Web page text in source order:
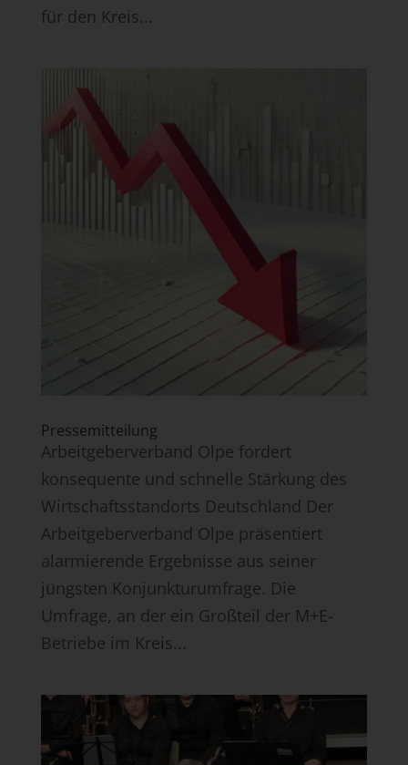
für den Kreis...
Pressemitteilung
Arbeitgeberverband Olpe fordert
konsequente und schnelle Stärkung des
Wirtschaftsstandorts Deutschland Der
Arbeitgeberverband Olpe präsentiert
alarmierende Ergebnisse aus seiner
jüngsten Konjunkturumfrage. Die
Umfrage, an der ein Großteil der M+E-
Betriebe im Kreis...